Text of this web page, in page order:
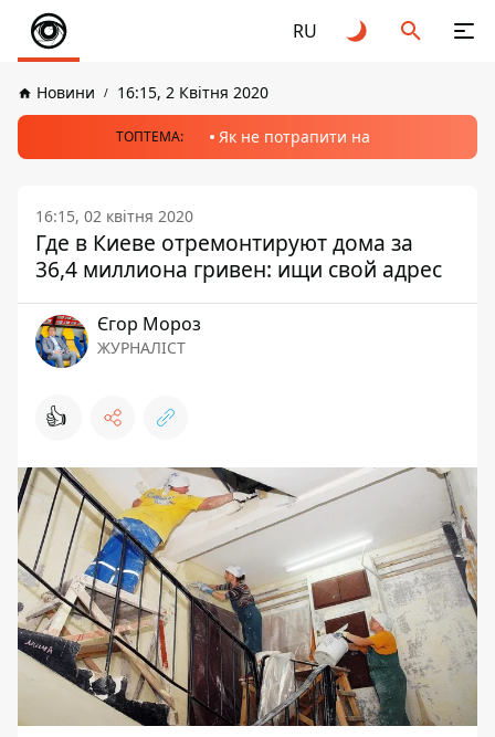
RU
Новини 16:15, 2 Квітня 2020
ТОПТЕМА: Як не потрапити на
16:15, 02 квітня 2020
Где в Киеве отремонтируют дома за
36,4 миллиона гривен: ищи свой адрес
Єгор Мороз
ЖУРНАЛІСТ
👍